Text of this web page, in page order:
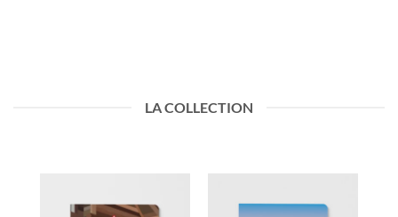
LA COLLECTION